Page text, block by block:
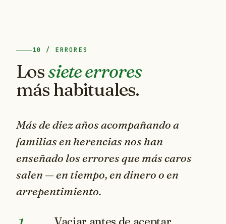
10 / ERRORES
Lossiete errores
más habituales.
Más de diez años acompañando a
familias en herencias nos han
enseñado los errores que más caros
salen — en tiempo, en dinero o en
arrepentimiento.